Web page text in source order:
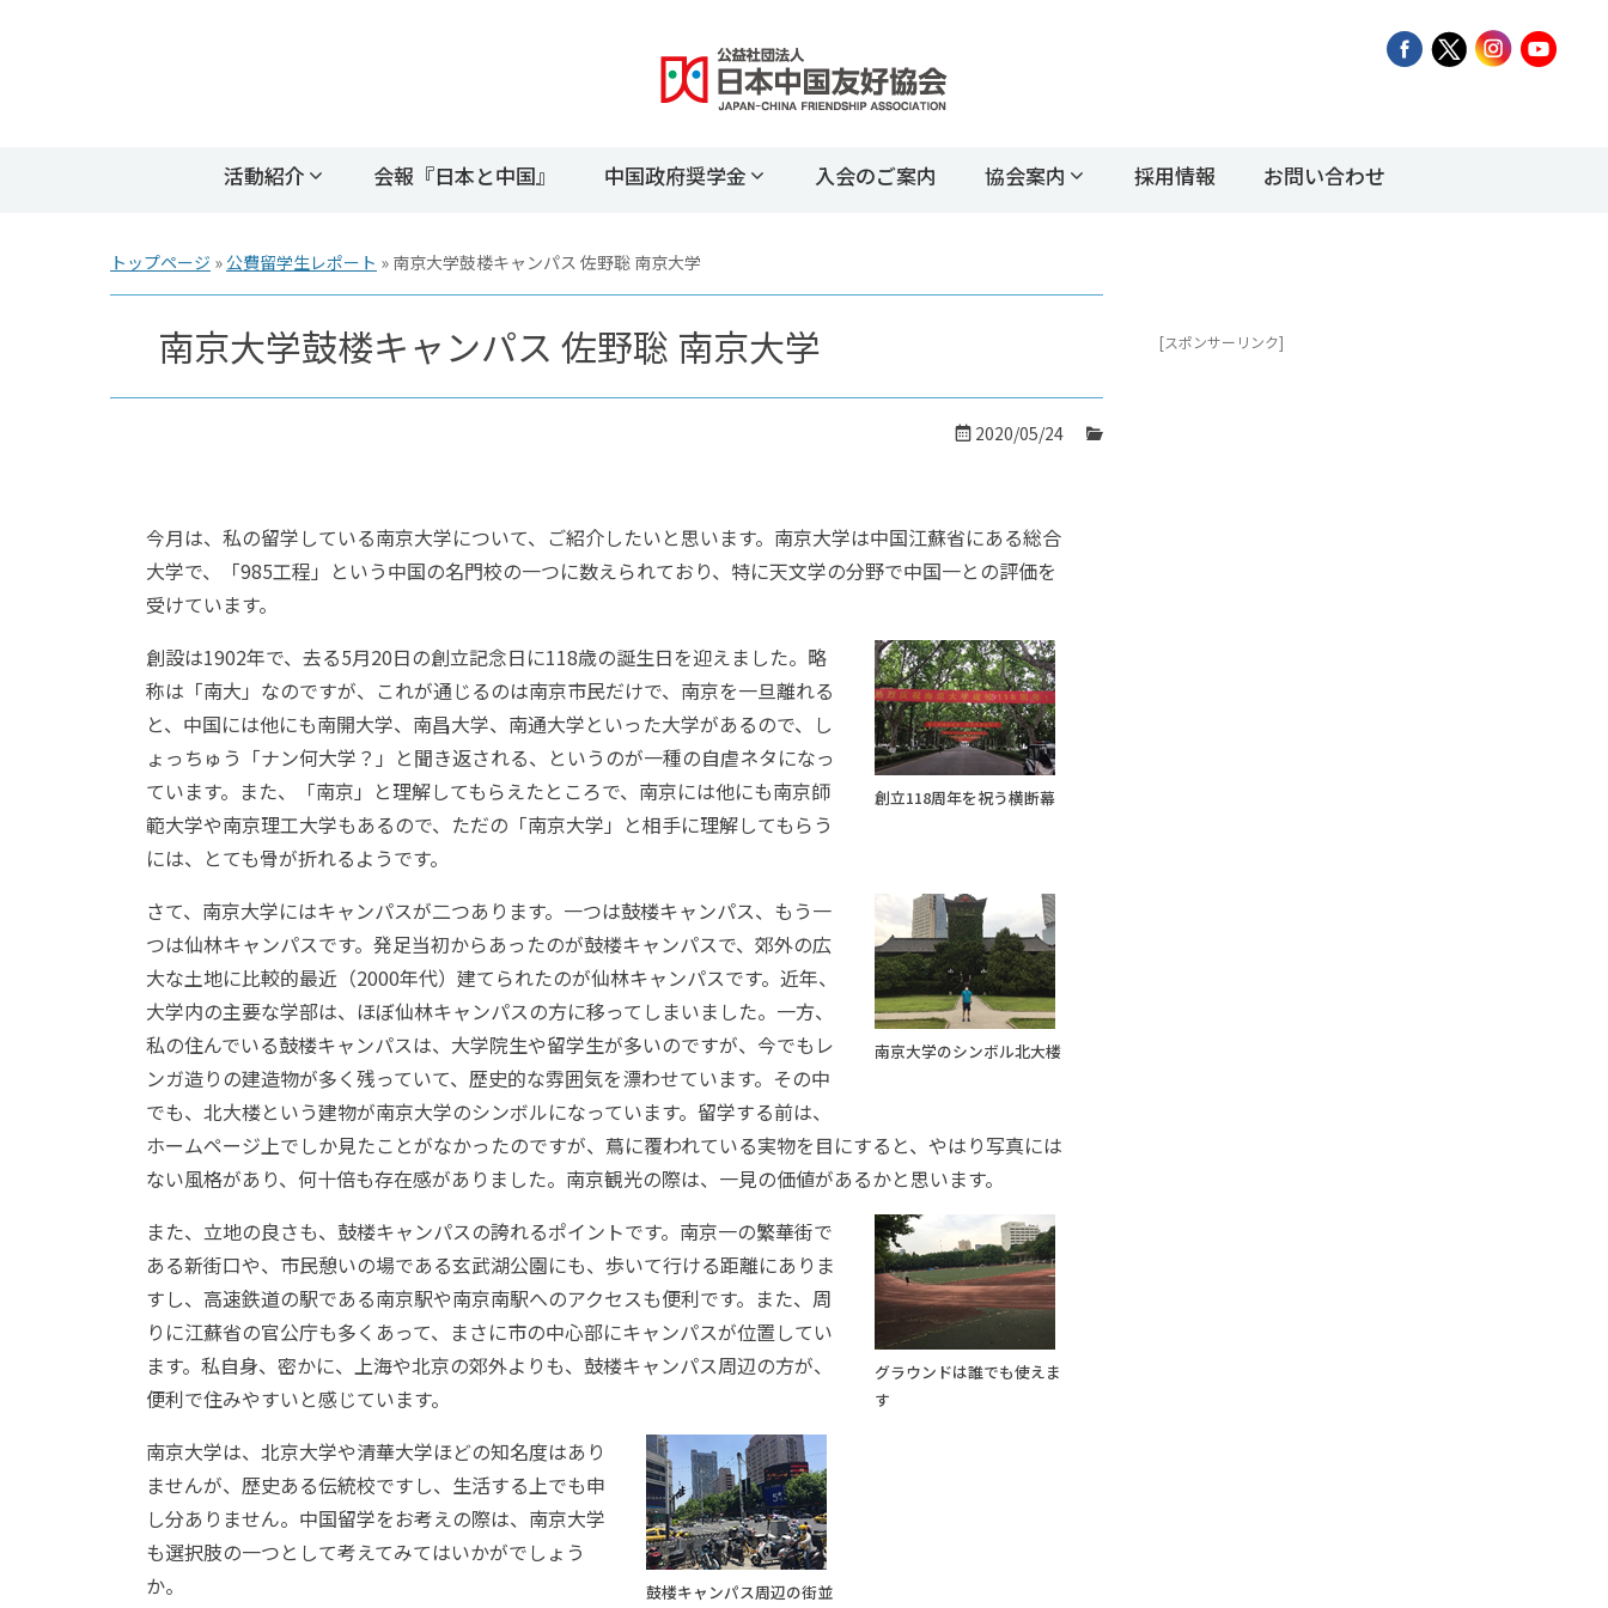
活動紹介 会報『日本と中国』 中国政府奨学金 入会のご案内 協会案内 採用情報 お問い合わせ
トップページ » 公費留学生レポート » 南京大学鼓楼キャンパス 佐野聡 南京大学
南京大学鼓楼キャンパス 佐野聡 南京大学
2020/05/24
今月は、私の留学している南京大学について、ご紹介したいと思います。南京大学は中国江蘇省にある総合
大学で、「985工程」という中国の名門校の一つに数えられており、特に天文学の分野で中国一との評価を
受けています。
創立118周年を祝う横断幕
創設は1902年で、去る5月20日の創立記念日に118歳の誕生日を迎えました。略
称は「南大」なのですが、これが通じるのは南京市民だけで、南京を一旦離れる
と、中国には他にも南開大学、南昌大学、南通大学といった大学があるので、し
ょっちゅう「ナン何大学？」と聞き返される、というのが一種の自虐ネタになっ
ています。また、「南京」と理解してもらえたところで、南京には他にも南京師
範大学や南京理工大学もあるので、ただの「南京大学」と相手に理解してもらう
には、とても骨が折れるようです。
南京大学のシンボル北大楼
さて、南京大学にはキャンパスが二つあります。一つは鼓楼キャンパス、もう一
つは仙林キャンパスです。発足当初からあったのが鼓楼キャンパスで、郊外の広
大な土地に比較的最近（2000年代）建てられたのが仙林キャンパスです。近年、
大学内の主要な学部は、ほぼ仙林キャンパスの方に移ってしまいました。一方、
私の住んでいる鼓楼キャンパスは、大学院生や留学生が多いのですが、今でもレ
ンガ造りの建造物が多く残っていて、歴史的な雰囲気を漂わせています。その中
でも、北大楼という建物が南京大学のシンボルになっています。留学する前は、
ホームページ上でしか見たことがなかったのですが、蔦に覆われている実物を目にすると、やはり写真には
ない風格があり、何十倍も存在感がありました。南京観光の際は、一見の価値があるかと思います。
グラウンドは誰でも使えま
す
また、立地の良さも、鼓楼キャンパスの誇れるポイントです。南京一の繁華街で
ある新街口や、市民憩いの場である玄武湖公園にも、歩いて行ける距離にありま
すし、高速鉄道の駅である南京駅や南京南駅へのアクセスも便利です。また、周
りに江蘇省の官公庁も多くあって、まさに市の中心部にキャンパスが位置してい
ます。私自身、密かに、上海や北京の郊外よりも、鼓楼キャンパス周辺の方が、
便利で住みやすいと感じています。
鼓楼キャンパス周辺の街並
南京大学は、北京大学や清華大学ほどの知名度はあり
ませんが、歴史ある伝統校ですし、生活する上でも申
し分ありません。中国留学をお考えの際は、南京大学
も選択肢の一つとして考えてみてはいかがでしょう
か。
[スポンサーリンク]